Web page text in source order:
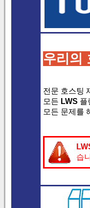
우리의
전문 호스팅
모든 LWS 플
모든 문제를
습